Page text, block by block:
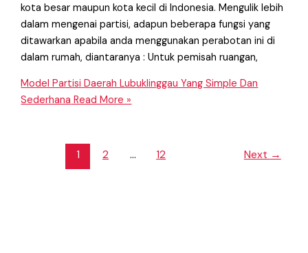
kota besar maupun kota kecil di Indonesia. Mengulik lebih
dalam mengenai partisi, adapun beberapa fungsi yang
ditawarkan apabila anda menggunakan perabotan ini di
dalam rumah, diantaranya : Untuk pemisah ruangan,
Model Partisi Daerah Lubuklinggau Yang Simple Dan
Sederhana Read More »
1 2 … 12 Next →